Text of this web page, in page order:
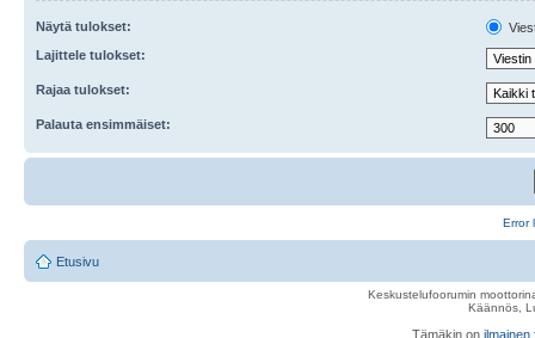
Näytä tulokset:
Lajittele tulokset:
Rajaa tulokset:
Palauta ensimmäiset:
Error
Etusivu
Keskustelufoorumin
Käännös,
Tämäkin on ilmainen